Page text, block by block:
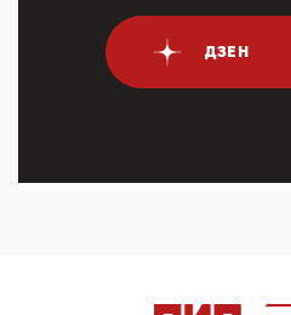
03:01, 10 Апреля 2026
Террорист и убийца
что союзники просили
входМошенники активно
ДЗЕН